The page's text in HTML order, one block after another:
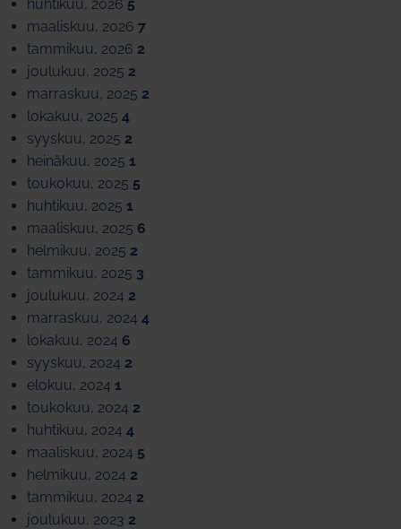
huhtikuu, 2026 5
maaliskuu, 2026 7
tammikuu, 2026 2
joulukuu, 2025 2
marraskuu, 2025 2
lokakuu, 2025 4
syyskuu, 2025 2
heinäkuu, 2025 1
toukokuu, 2025 5
huhtikuu, 2025 1
maaliskuu, 2025 6
helmikuu, 2025 2
tammikuu, 2025 3
joulukuu, 2024 2
marraskuu, 2024 4
lokakuu, 2024 6
syyskuu, 2024 2
elokuu, 2024 1
toukokuu, 2024 2
huhtikuu, 2024 4
maaliskuu, 2024 5
helmikuu, 2024 2
tammikuu, 2024 2
joulukuu, 2023 2